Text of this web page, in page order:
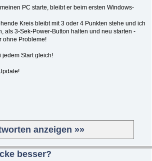
PC starte, bleibt er beim ersten Windows-
Kreis bleibt mit 3 oder 4 Punkten stehe und ich
als 3-Sek-Power-Button halten und neu starten -
ohne Probleme!
jedem Start gleich!
anzeigen »»
besser?